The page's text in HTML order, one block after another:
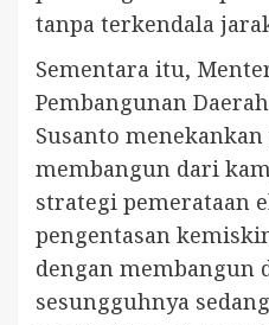
tanpa terkendala
Sementara itu,
Pembangunan
Susanto
membangun dari
strategi pemerataan
pengentasan
dengan membangun
sesungguhnya